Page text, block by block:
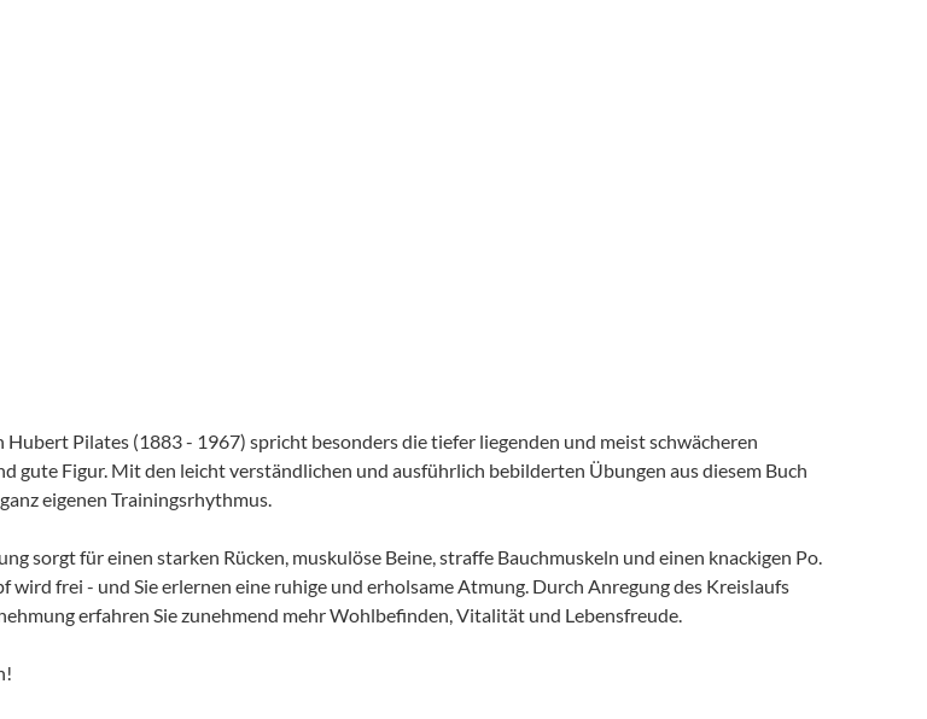
Pilates (1883 - 1967) spricht besonders die tiefer liegenden und meist schwächeren
gute Figur. Mit den leicht verständlichen und ausführlich bebilderten Übungen aus diesem Buch
eigenen Trainingsrhythmus.
sorgt für einen starken Rücken, muskulöse Beine, straffe Bauchmuskeln und einen knackigen Po.
frei - und Sie erlernen eine ruhige und erholsame Atmung. Durch Anregung des Kreislaufs
erfahren Sie zunehmend mehr Wohlbefinden, Vitalität und Lebensfreude.